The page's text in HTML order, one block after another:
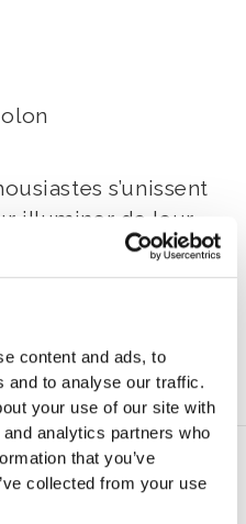
content and ads, to
and to analyse our traffic.
your use of our site with
analytics partners who
that you’ve
collected from your use
s’unissent
illuminer de leur
op. 50 « A la
» de